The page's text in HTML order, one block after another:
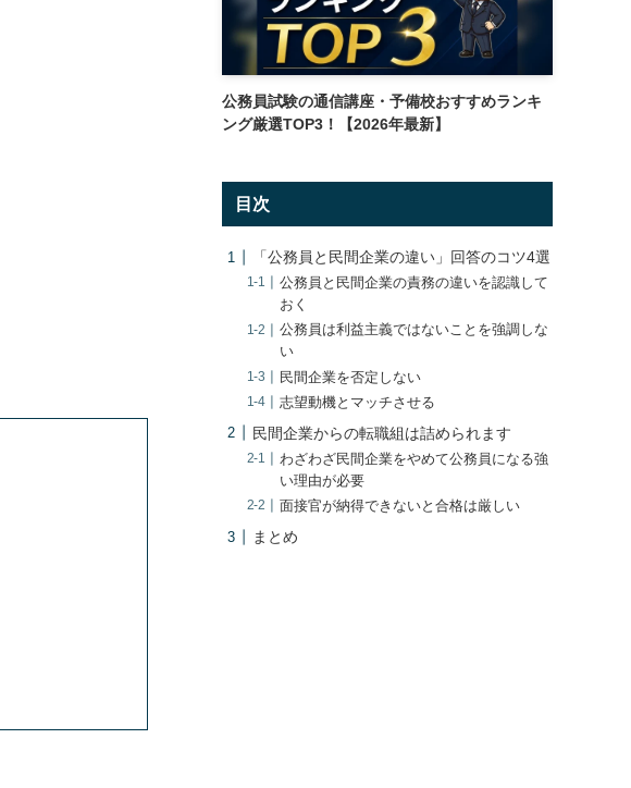
公務員試験の通信講座・予備校おすすめランキ
ング厳選TOP3！【2026年最新】
目次
「公務員と民間企業の違い」回答のコツ4選
公務員と民間企業の責務の違いを認識して
おく
公務員は利益主義ではないことを強調しな
い
民間企業を否定しない
志望動機とマッチさせる
民間企業からの転職組は詰められます
わざわざ民間企業をやめて公務員になる強
い理由が必要
面接官が納得できないと合格は厳しい
まとめ